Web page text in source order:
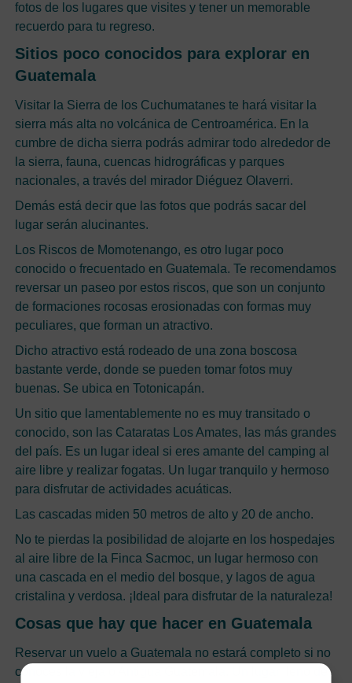
fotos de los lugares que visites y tener un memorable
recuerdo para tu regreso.
Sitios poco conocidos para explorar en
Guatemala
Visitar la Sierra de los Cuchumatanes te hará visitar la
sierra más alta no volcánica de Centroamérica. En la
cumbre de dicha sierra podrás admirar todo alrededor de
la sierra, fauna, cuencas hidrográficas y parques
nacionales, a través del mirador Diéguez Olaverri.
Demás está decir que las fotos que podrás sacar del
lugar serán alucinantes.
Los Riscos de Momotenango, es otro lugar poco
conocido o frecuentado en Guatemala. Te recomendamos
reversar un paseo por estos riscos, que son un conjunto
de formaciones rocosas erosionadas con formas muy
peculiares, que forman un atractivo.
Dicho atractivo está rodeado de una zona boscosa
bastante verde, donde se pueden tomar fotos muy
buenas. Se ubica en Totonicapán.
Un sitio que lamentablemente no es muy transitado o
conocido, son las Cataratas Los Amates, las más grandes
del país. Es un lugar ideal si eres amante del camping al
aire libre y realizar fogatas. Un lugar tranquilo y hermoso
para disfrutar de actividades acuáticas.
Las cascadas miden 50 metros de alto y 20 de ancho.
No te pierdas la posibilidad de alojarte en los hospedajes
al aire libre de la Finca Sacmoc, un lugar hermoso con
una cascada en el medio del bosque, y lagos de agua
cristalina y verdosa. ¡Ideal para disfrutar de la naturaleza!
Cosas que hay que hacer en Guatemala
Reservar un vuelo a Guatemala no estará completo si no
conoces la vieja o Antigua Guatemala. Un lugar lleno de